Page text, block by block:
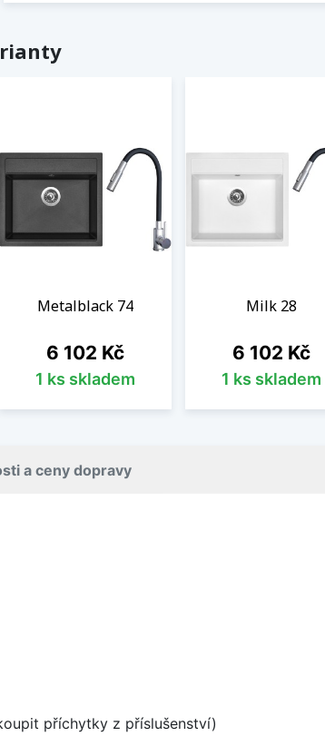
Metalblack 74
Cena
6 102 Kč
1 ks skladem
Milk 28
Cena
6 102 Kč
1 ks skladem
a ceny dopravy
příchytky z příslušenství)